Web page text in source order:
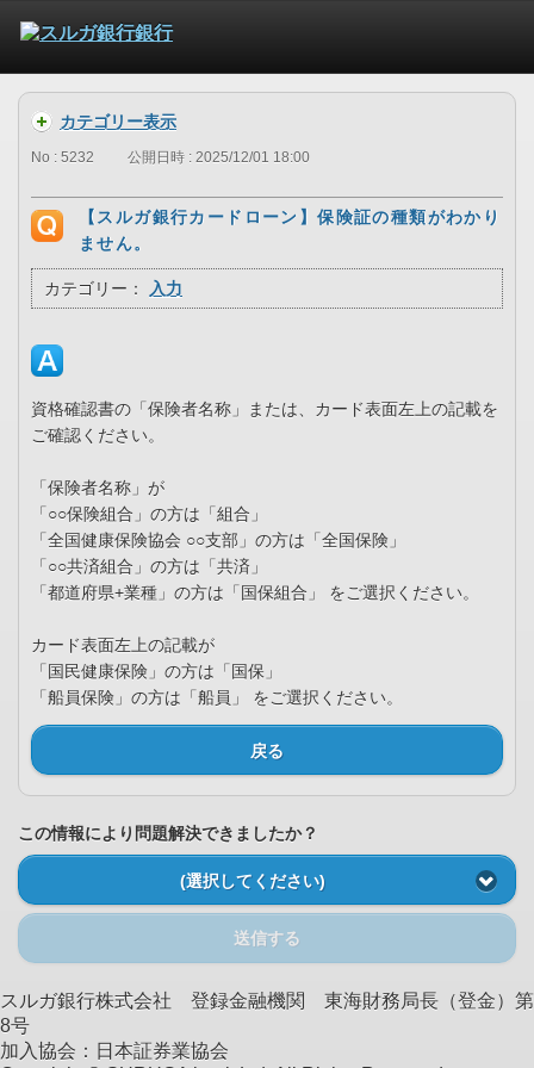
カテゴリー表示
No : 5232 公開日時 : 2025/12/01 18:00
【スルガ銀行カードローン】保険証の種類がわかり
ません。
カテゴリー： 入力
資格確認書の「保険者名称」または、カード表面左上の記載を
ご確認ください。
「保険者名称」が
「○○保険組合」の方は「組合」
「全国健康保険協会 ○○支部」の方は「全国保険」
「○○共済組合」の方は「共済」
「都道府県+業種」の方は「国保組合」 をご選択ください。
カード表面左上の記載が
「国民健康保険」の方は「国保」
「船員保険」の方は「船員」 をご選択ください。
戻る
この情報により問題解決できましたか？
(選択してください)
送信する
スルガ銀行株式会社 登録金融機関 東海財務局長（登金）第
8号
加入協会：日本証券業協会